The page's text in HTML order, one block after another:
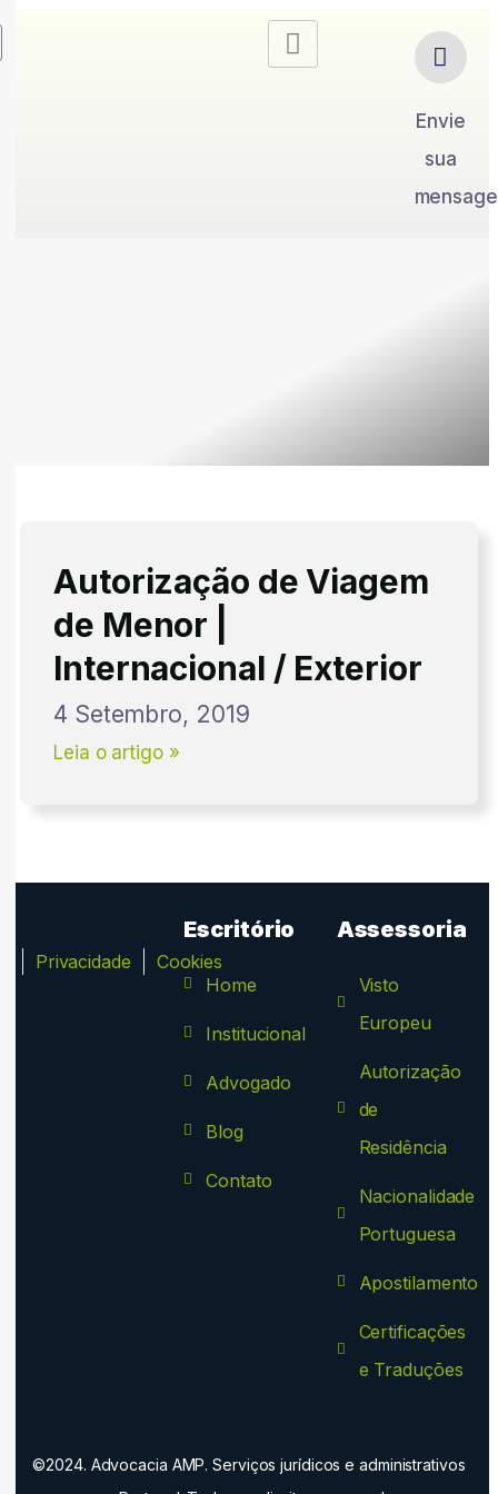
Envie
sua
Autorização de Viagem
de Menor |
Internacional / Exterior
4 Setembro, 2019
Leia o artigo »
Privacidade Cookies
Escritório
Home
Institucional
Advogado
Blog
Contato
Assessoria
Visto
Europeu
Autorização
de
Residência
Nacionalidade
Portuguesa
Apostilamento
Certificações
e Traduções
©2024. Advocacia AMP. Serviços jurídicos e administrativos